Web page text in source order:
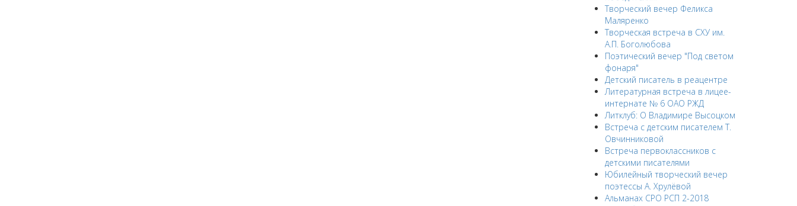
Творческий вечер Феликса
Маляренко
Творческая встреча в СХУ им.
А.П. Боголюбова
Поэтический вечер "Под светом
фонаря"
Детский писатель в реацентре
Литературная встреча в лицее-
интернате № 6 ОАО РЖД
Литклуб: О Владимире Высоцком
Встреча с детским писателем Т.
Овчинниковой
Встреча первоклассников с
детскими писателями
Юбилейный творческий вечер
поэтессы А. Хрулёвой
Альманах СРО РСП 2-2018